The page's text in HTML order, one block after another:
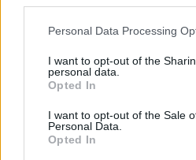
Please note that this website/app
not limited to your visit or usage
grant or deny consent to Google
use your data for below specified
consent section.
Personal Data Processing
I want to opt-out of the
personal data.
Opted In
I want to opt-out of the Sale
Personal Data.
Opted In
Magyar infláció 2026 július -